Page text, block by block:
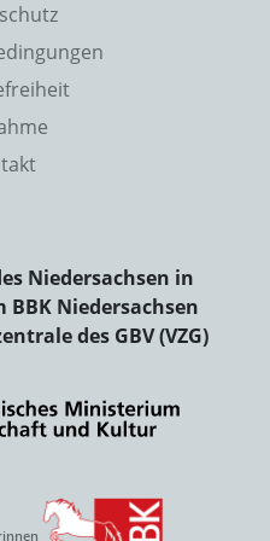
Niedersachsen in
Niedersachsen
des GBV (VZG)